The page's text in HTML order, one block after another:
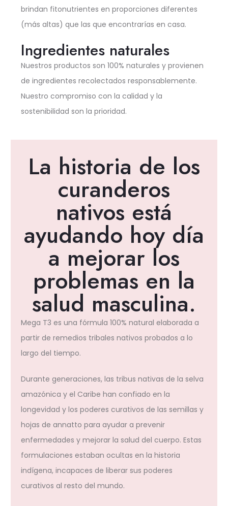
brindan fitonutrientes en proporciones diferentes
(más altas) que las que encontrarías en casa.
Ingredientes naturales
Nuestros productos son 100% naturales y provienen
de ingredientes recolectados responsablemente.
Nuestro compromiso con la calidad y la
sostenibilidad son la prioridad.
La historia de los
curanderos
nativos está
ayudando hoy día
a mejorar los
problemas en la
salud masculina.
Mega T3 es una fórmula 100% natural elaborada a
partir de remedios tribales nativos probados a lo
largo del tiempo.
Durante generaciones, las tribus nativas de la selva
amazónica y el Caribe han confiado en la
longevidad y los poderes curativos de las semillas y
hojas de annatto para ayudar a prevenir
enfermedades y mejorar la salud del cuerpo. Estas
formulaciones estaban ocultas en la historia
indígena, incapaces de liberar sus poderes
curativos al resto del mundo.